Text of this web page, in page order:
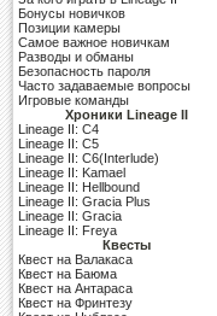
Бонусы новичков
Позиции камеры
Самое важное новичкам
Разводы и обманы
Безопасность пароля
Часто задаваемые вопросы
Игровые команды
Хроники Lineage II
Lineage II: C4
Lineage II: C5
Lineage II: C6(Interlude)
Lineage II: Kamael
Lineage II: Hellbound
Lineage II: Gracia Plus
Lineage II: Gracia
Lineage II: Freya
Квесты
Квест на Валакаса
Квест на Баюма
Квест на Антараса
Квест на Фринтезу